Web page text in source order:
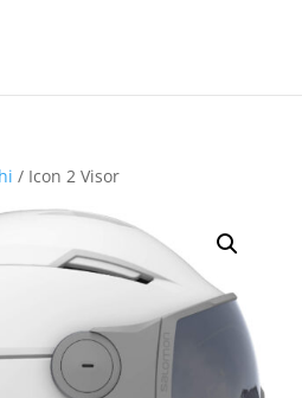
/ Icon 2 Visor